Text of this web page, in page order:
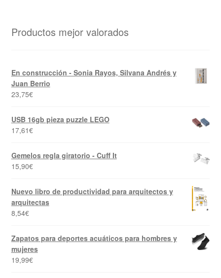
Productos mejor valorados
En construcción - Sonia Rayos, Silvana Andrés y
Juan Berrio
23,75€
USB 16gb pieza puzzle LEGO
17,61€
Gemelos regla giratorio - Cuff It
15,90€
Nuevo libro de productividad para arquitectos y
arquitectas
8,54€
Zapatos para deportes acuáticos para hombres y
mujeres
19,99€